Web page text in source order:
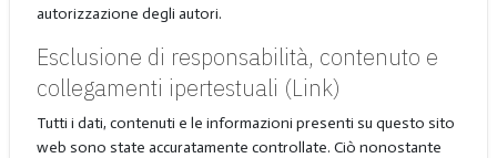
autorizzazione degli autori.
Esclusione di responsabilità, contenuto e
collegamenti ipertestuali (Link)
Tutti i dati, contenuti e le informazioni presenti su questo sito
web sono state accuratamente controllate. Ciò nonostante